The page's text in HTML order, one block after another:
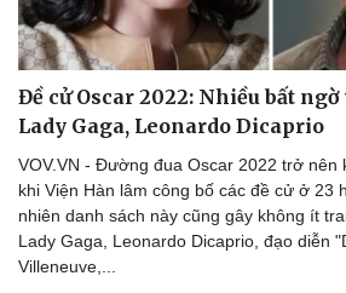
Đề cử Oscar 2022: Nhiều bất
Lady Gaga, Leonardo Dicaprio
VOV.VN - Đường đua Oscar 2022 trở nên
khi Viện Hàn lâm công bố các đề cử ở 23
nhiên danh sách này cũng gây không ít
Lady Gaga, Leonardo Dicaprio, đạo diễn
Villeneuve,...